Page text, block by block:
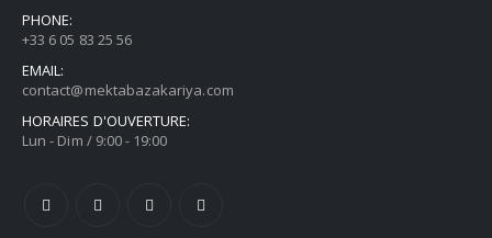
PHONE:
+33 6 05 83 25 56
EMAIL:
contact@mektabazakariya.com
HORAIRES D'OUVERTURE:
Lun - Dim / 9:00 - 19:00